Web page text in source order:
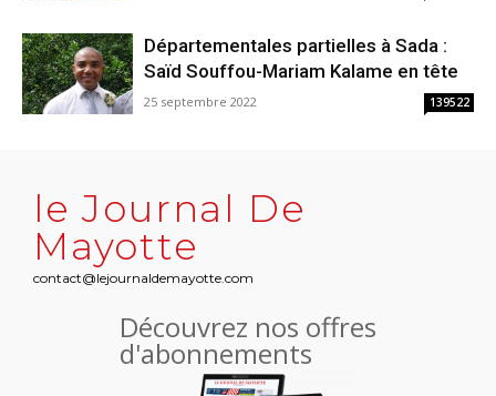
Départementales partielles à Sada :
Saïd Souffou-Mariam Kalame en tête
25 septembre 2022 139522
le Journal De
Mayotte
contact@lejournaldemayotte.com
Découvrez nos offres
d'abonnements